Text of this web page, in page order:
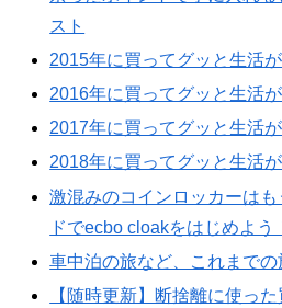
スト
2015年に買ってグッと生活
2016年に買ってグッと生活
2017年に買ってグッと生活
2018年に買ってグッと生活
激混みのコインロッカーは
ドでecbo cloakをはじめよう
車中泊の旅など、これまで
【随時更新】断捨離に使っ